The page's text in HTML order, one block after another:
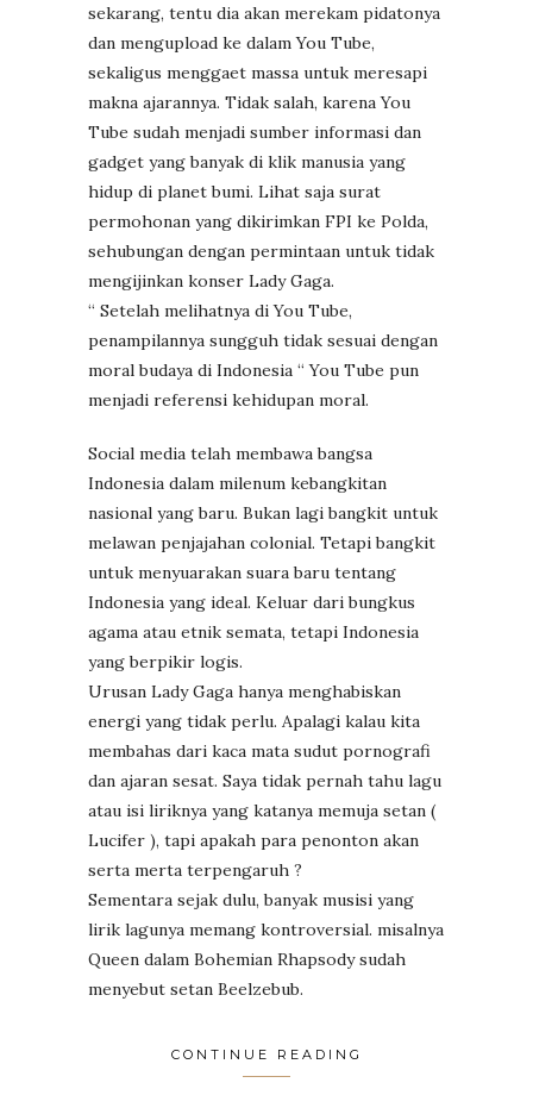
sekarang, tentu dia akan merekam pidatonya
dan mengupload ke dalam You Tube,
sekaligus menggaet massa untuk meresapi
makna ajarannya. Tidak salah, karena You
Tube sudah menjadi sumber informasi dan
gadget yang banyak di klik manusia yang
hidup di planet bumi. Lihat saja surat
permohonan yang dikirimkan FPI ke Polda,
sehubungan dengan permintaan untuk tidak
mengijinkan konser Lady Gaga.
“ Setelah melihatnya di You Tube,
penampilannya sungguh tidak sesuai dengan
moral budaya di Indonesia “ You Tube pun
menjadi referensi kehidupan moral.
Social media telah membawa bangsa
Indonesia dalam milenum kebangkitan
nasional yang baru. Bukan lagi bangkit untuk
melawan penjajahan colonial. Tetapi bangkit
untuk menyuarakan suara baru tentang
Indonesia yang ideal. Keluar dari bungkus
agama atau etnik semata, tetapi Indonesia
yang berpikir logis.
Urusan Lady Gaga hanya menghabiskan
energi yang tidak perlu. Apalagi kalau kita
membahas dari kaca mata sudut pornografi
dan ajaran sesat. Saya tidak pernah tahu lagu
atau isi liriknya yang katanya memuja setan (
Lucifer ), tapi apakah para penonton akan
serta merta terpengaruh ?
Sementara sejak dulu, banyak musisi yang
lirik lagunya memang kontroversial. misalnya
Queen dalam Bohemian Rhapsody sudah
menyebut setan Beelzebub.
CONTINUE READING